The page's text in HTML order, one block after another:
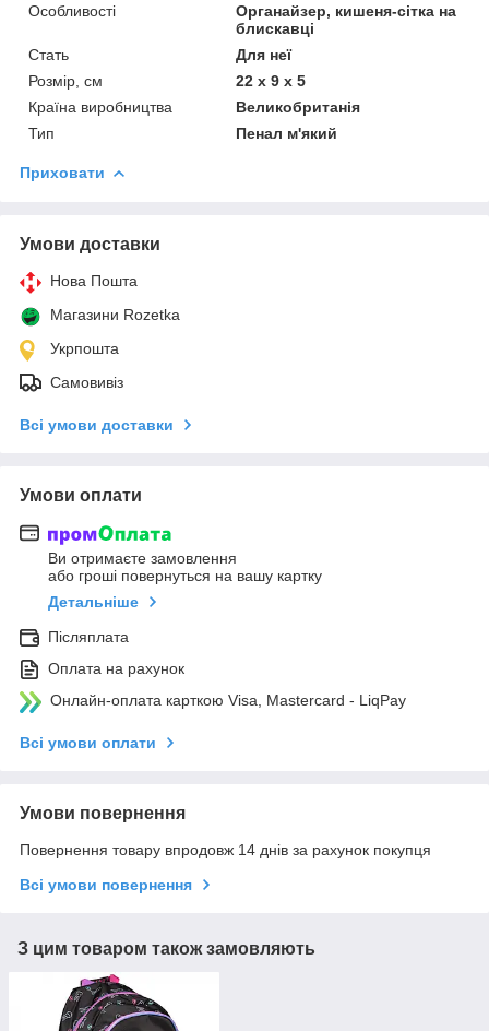
Особливості
Органайзер, кишеня-сітка на
блискавці
Стать
Для неї
Розмір, см
22 х 9 х 5
Країна виробництва
Великобританія
Тип
Пенал м'який
Приховати
Умови доставки
Нова Пошта
Магазини Rozetka
Укрпошта
Самовивіз
Всі умови доставки
Умови оплати
Ви отримаєте замовлення
або гроші повернуться на вашу картку
Детальніше
Післяплата
Оплата на рахунок
Онлайн-оплата карткою Visa, Mastercard - LiqPay
Всі умови оплати
Умови повернення
Повернення товару впродовж 14 днів за рахунок покупця
Всі умови повернення
З цим товаром також замовляють